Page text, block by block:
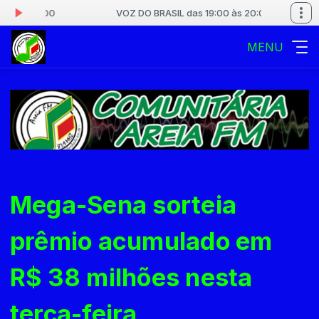
20:00 VOZ DO BRASIL das 19:00 às 20:00
MENU
Mega-Sena sorteia
prêmio acumulado em
R$ 38 milhões nesta